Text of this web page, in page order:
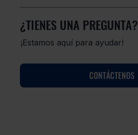
¿TIENES UNA PREGUNTA?
¡Estamos aquí para ayudar!
CONTÁCTENOS